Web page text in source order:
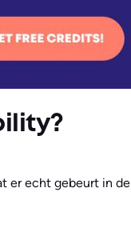
er echt gebeurt in de